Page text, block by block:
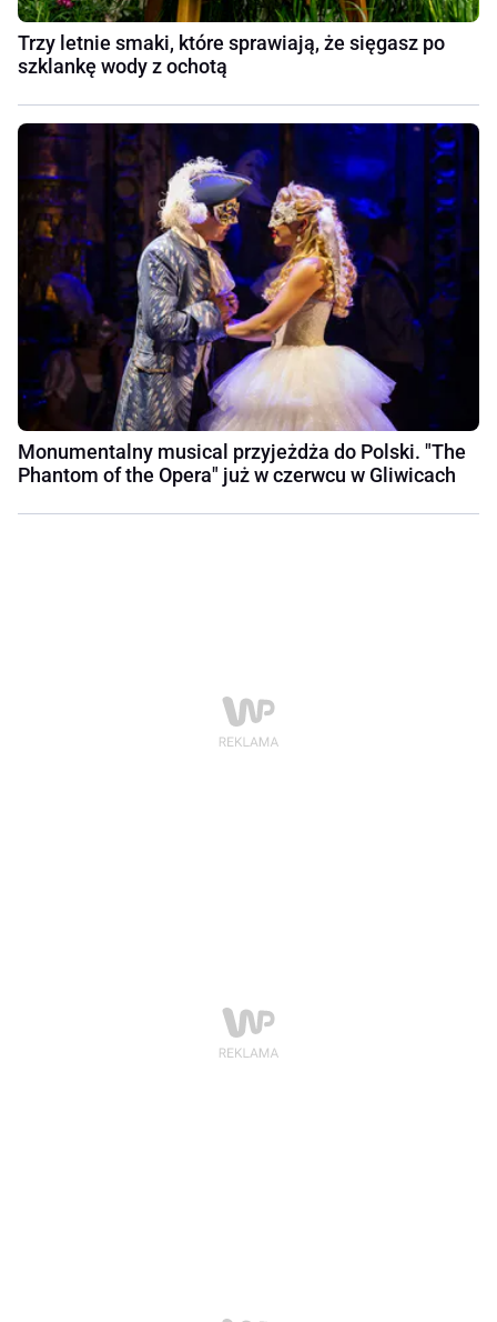
Trzy letnie smaki, które sprawiają, że sięgasz po
szklankę wody z ochotą
Monumentalny musical przyjeżdża do Polski. "The
Phantom of the Opera" już w czerwcu w Gliwicach